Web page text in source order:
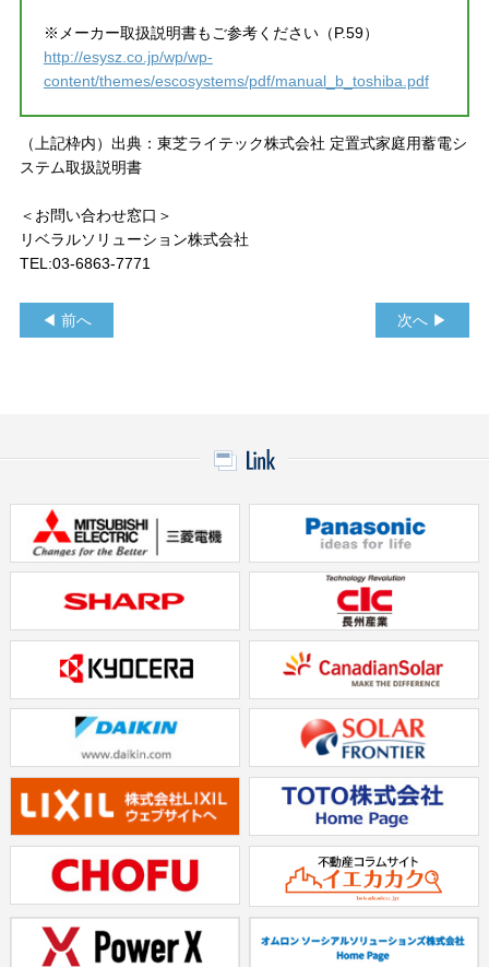
※メーカー取扱説明書もご参考ください（P.59）
http://esysz.co.jp/wp/wp-
content/themes/escosystems/pdf/manual_b_toshiba.pdf
（上記枠内）出典：東芝ライテック株式会社 定置式家庭用蓄電シ
ステム取扱説明書
＜お問い合わせ窓口＞
リベラルソリューション株式会社
TEL:03-6863-7771
◀ 前へ 次へ ▶